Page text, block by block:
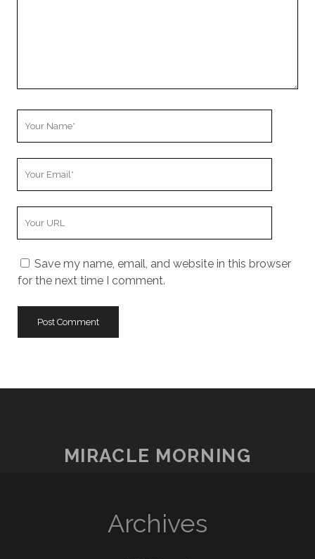
Save my name, email, and website in this browser
for the next time I comment.
MIRACLE MORNING
Archives